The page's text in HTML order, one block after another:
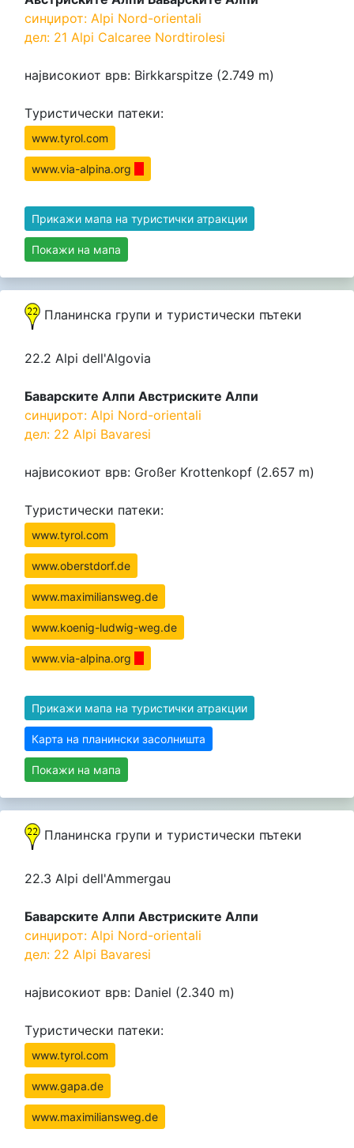
синџирот: Alpi Nord-orientali
дел: 21 Alpi Calcaree Nordtirolesi
највисокиот врв: Birkkarspitze (2.749 m)
Tуристически патеки:
www.tyrol.com
www.via-alpina.org
Прикажи мапа на туристички атракции
Покажи на мапа
Планинска групи и туристически пътеки
22.2 Alpi dell'Algovia
Баварските Алпи Австриските Алпи
синџирот: Alpi Nord-orientali
дел: 22 Alpi Bavaresi
највисокиот врв: Großer Krottenkopf (2.657 m)
Tуристически патеки:
www.tyrol.com
www.oberstdorf.de
www.maximiliansweg.de
www.koenig-ludwig-weg.de
www.via-alpina.org
Прикажи мапа на туристички атракции
Карта на планински засолништа
Покажи на мапа
Планинска групи и туристически пътеки
22.3 Alpi dell'Ammergau
Баварските Алпи Австриските Алпи
синџирот: Alpi Nord-orientali
дел: 22 Alpi Bavaresi
највисокиот врв: Daniel (2.340 m)
Tуристически патеки:
www.tyrol.com
www.gapa.de
www.maximiliansweg.de